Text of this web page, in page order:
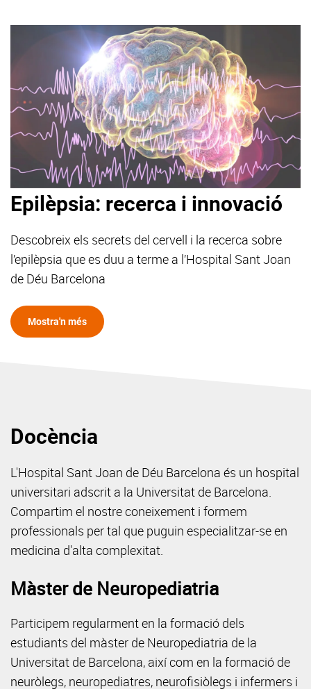
Epilèpsia: recerca i innovació
Descobreix els secrets del cervell i la recerca sobre
l’epilèpsia que es duu a terme a l’Hospital Sant Joan
de Déu Barcelona
Mostra'n més
Docència
L'Hospital Sant Joan de Déu Barcelona és un hospital
universitari adscrit a la Universitat de Barcelona.
Compartim el nostre coneixement i formem
professionals per tal que puguin especialitzar-se en
medicina d'alta complexitat.
Màster de Neuropediatria
Participem regularment en la formació dels
estudiants del màster de Neuropediatria de la
Universitat de Barcelona, així com en la formació de
neuròlegs, neuropediatres, neurofisiòlegs i infermers i